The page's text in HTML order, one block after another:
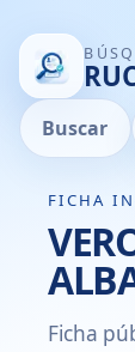
Buscar
FICHA
Ficha